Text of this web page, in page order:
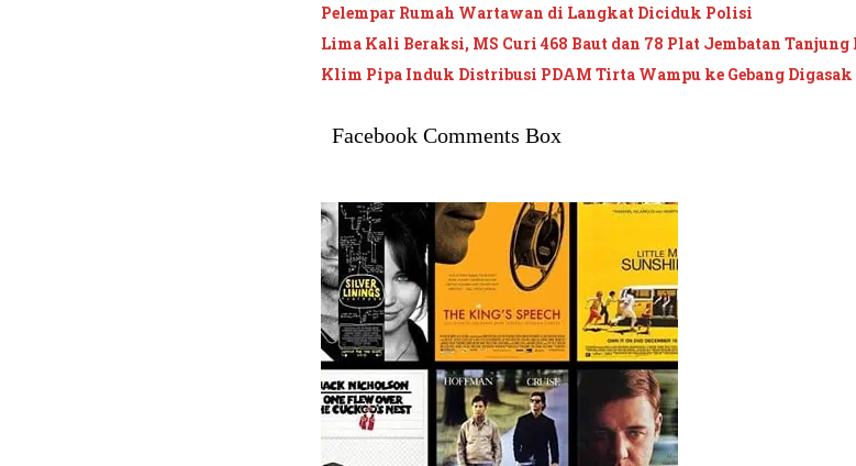
Pelempar Rumah Wartawan di Langkat Diciduk Polisi
Lima Kali Beraksi, MS Curi 468 Baut dan 78 Plat Jembatan Tanjung
Klim Pipa Induk Distribusi PDAM Tirta Wampu ke Gebang
Facebook Comments Box